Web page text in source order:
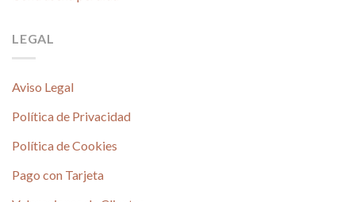
LEGAL
Aviso Legal
Política de Privacidad
Política de Cookies
Pago con Tarjeta